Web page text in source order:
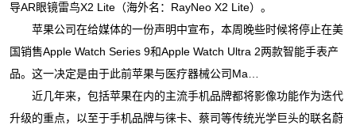
导AR眼镜雷鸟X2 Lite（海外名：RayNeo X2 Lite）。
苹果公司在给媒体的一份声明中宣布，本周晚些时候将停止在美
国销售Apple Watch Series 9和Apple Watch Ultra 2两款智能手表产
品。这一决定是由于此前苹果与医疗器械公司Ma…
近几年来，包括苹果在内的主流手机品牌都将影像功能作为迭代
升级的重点，以至于手机品牌与徕卡、蔡司等传统光学巨头的联名蔚